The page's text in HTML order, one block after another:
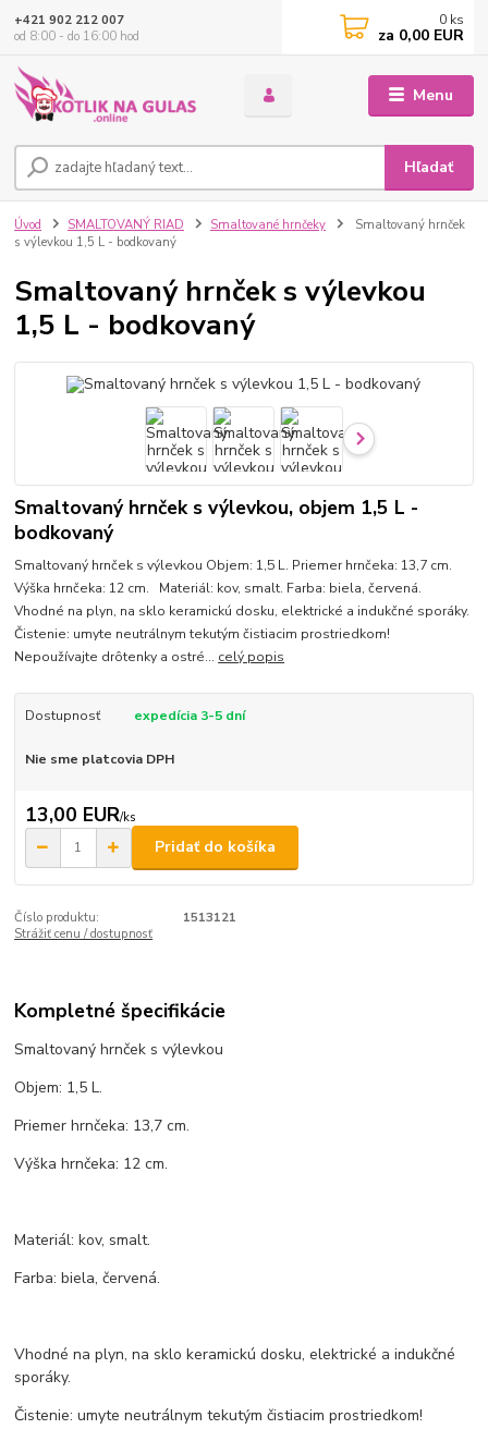
Menu
Hľadať
+421 902 212 007
od 8:00 - do 16:00 hod
0 ks
za 0,00 EUR
Úvod SMALTOVANÝ RIAD Smaltované hrnčeky
Smaltovaný hrnček
s výlevkou 1,5 L - bodkovaný
Smaltovaný hrnček s výlevkou
1,5 L - bodkovaný
Smaltovaný hrnček s výlevkou, objem 1,5 L -
bodkovaný
Smaltovaný hrnček s výlevkou Objem: 1,5 L. Priemer hrnčeka: 13,7 cm.
Výška hrnčeka: 12 cm. Materiál: kov, smalt. Farba: biela, červená.
Vhodné na plyn, na sklo keramickú dosku, elektrické a indukčné sporáky.
Čistenie: umyte neutrálnym tekutým čistiacim prostriedkom!
Nepoužívajte drôtenky a ostré... celý popis
Dostupnosť expedícia 3-5 dní
Nie sme platcovia DPH
13,00 EUR/ks
Pridať do košíka
Číslo produktu:
1513121
Strážiť cenu / dostupnosť
Kompletné špecifikácie
Smaltovaný hrnček s výlevkou
Objem: 1,5 L.
Priemer hrnčeka: 13,7 cm.
Výška hrnčeka: 12 cm.
Materiál: kov, smalt.
Farba: biela, červená.
Vhodné na plyn, na sklo keramickú dosku, elektrické a indukčné
sporáky.
Čistenie: umyte neutrálnym tekutým čistiacim prostriedkom!